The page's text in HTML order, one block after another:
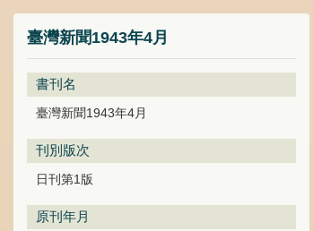
臺灣新聞1943年4月
書刊名
臺灣新聞1943年4月
刊別版次
日刊第1版
原刊年月